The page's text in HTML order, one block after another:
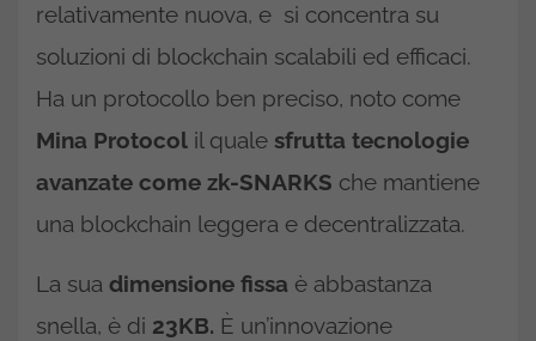
relativamente nuova, e si concentra su
soluzioni di blockchain scalabili ed efficaci.
Ha un protocollo ben preciso, noto come
Mina Protocol il quale sfrutta tecnologie
avanzate come zk-SNARKS che mantiene
una blockchain leggera e decentralizzata.
La sua dimensione fissa è abbastanza
snella, è di 23KB. È un’innovazione